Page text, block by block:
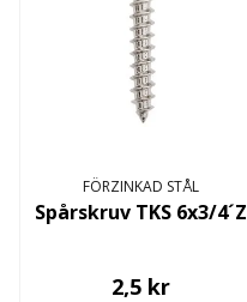
FÖRZINKAD STÅL
Spårskruv TKS 6x3/4´Z
2,5 kr